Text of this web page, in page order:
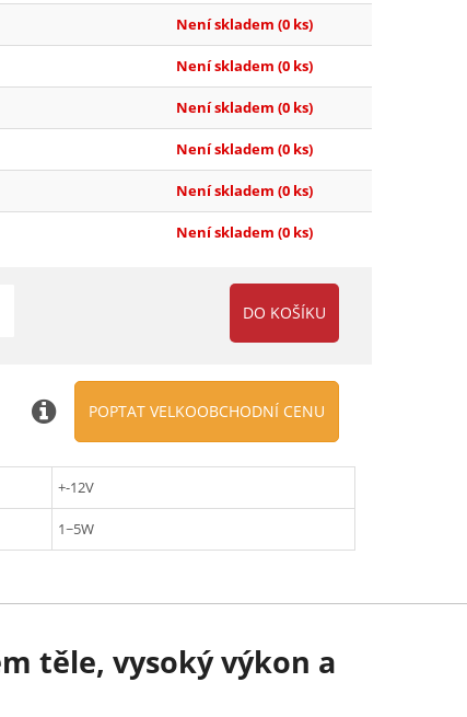
Není skladem (0 ks)
Není skladem (0 ks)
Není skladem (0 ks)
Není skladem (0 ks)
Není skladem (0 ks)
Není skladem (0 ks)
POPTAT VELKOOBCHODNÍ CENU
+-12V
1~5W
těle, vysoký výkon a